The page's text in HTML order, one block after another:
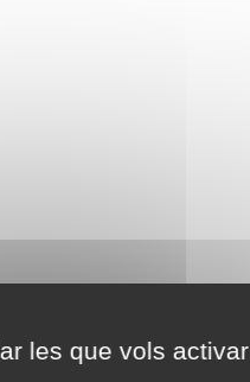
les que vols activar